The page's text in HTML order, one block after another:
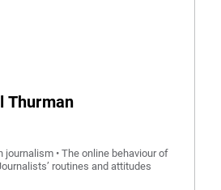
Thurman
journalism • The online behaviour of
routines and attitudes